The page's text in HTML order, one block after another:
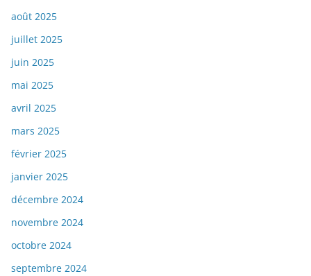
août 2025
juillet 2025
juin 2025
mai 2025
avril 2025
mars 2025
février 2025
janvier 2025
décembre 2024
novembre 2024
octobre 2024
septembre 2024